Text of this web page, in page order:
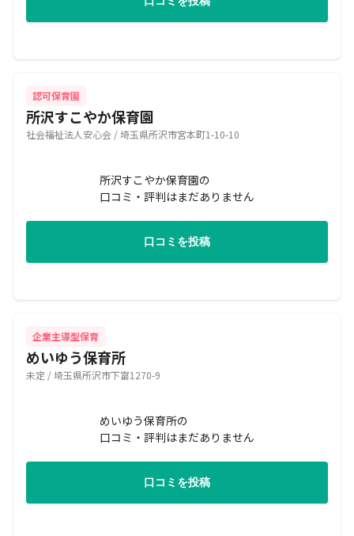
認可保育園
所沢すこやか保育園
社会福祉法人安心会 / 埼玉県所沢市宮本町1-10-10
所沢すこやか保育園の
口コミ・評判はまだありません
口コミを投稿
企業主導型保育
めいゆう保育所
未定 / 埼玉県所沢市下富1270-9
めいゆう保育所の
口コミ・評判はまだありません
口コミを投稿